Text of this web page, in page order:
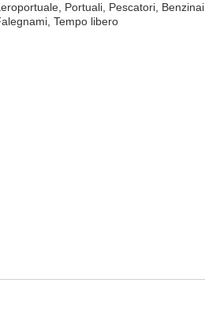
Portuali, Pescatori, Benzinai,
Tempo libero